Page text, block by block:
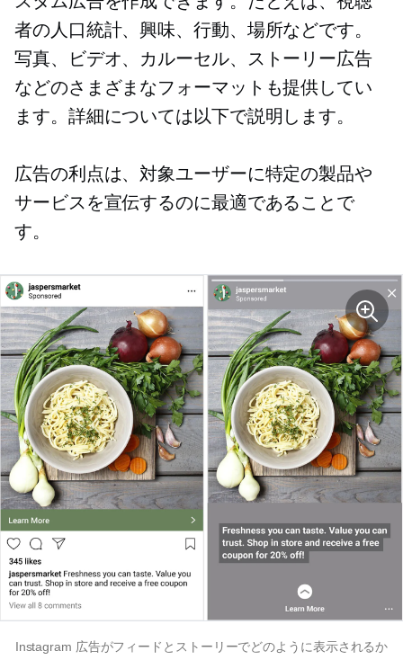
者の人口統計、興味、行動、場所などです。
写真、ビデオ、カルーセル、ストーリー広告
などのさまざまなフォーマットも提供してい
ます。詳細については以下で説明します。
広告の利点は、対象ユーザーに特定の製品や
サービスを宣伝するのに最適であることで
す。
Instagram 広告がフィードとストーリーでどのように表示されるか